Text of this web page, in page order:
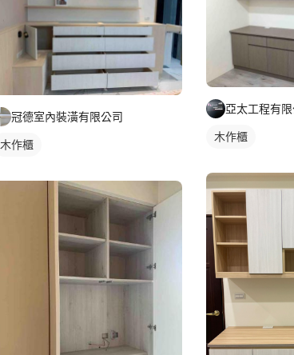
冠德室內裝潢有限公司
木作櫃
亞太工程有
木作櫃